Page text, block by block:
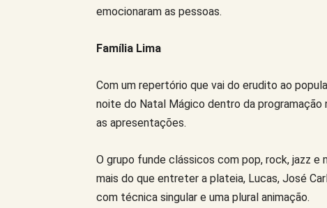
emocionaram as pessoas.
Família Lima
Com um repertório que vai do erudito ao
noite do Natal Mágico dentro da programação
as apresentações.
O grupo funde clássicos com pop, rock, jazz e
mais do que entreter a plateia, Lucas, José
com técnica singular e uma plural animação.